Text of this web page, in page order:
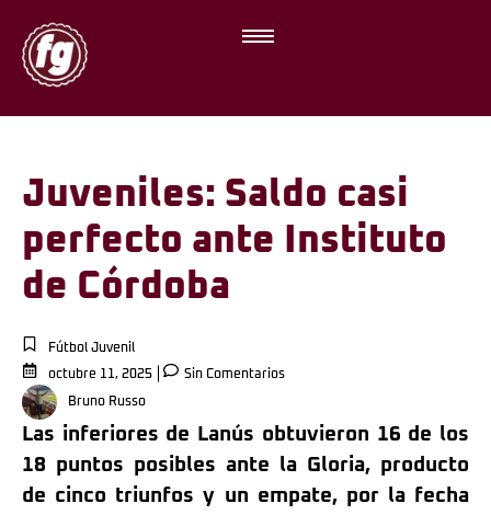
Juveniles: Saldo casi
perfecto ante Instituto
de Córdoba
Fútbol Juvenil
octubre 11, 2025
Sin Comentarios
Bruno Russo
Las inferiores de Lanús obtuvieron 16 de los
18 puntos posibles ante la Gloria, producto
de cinco triunfos y un empate, por la fecha